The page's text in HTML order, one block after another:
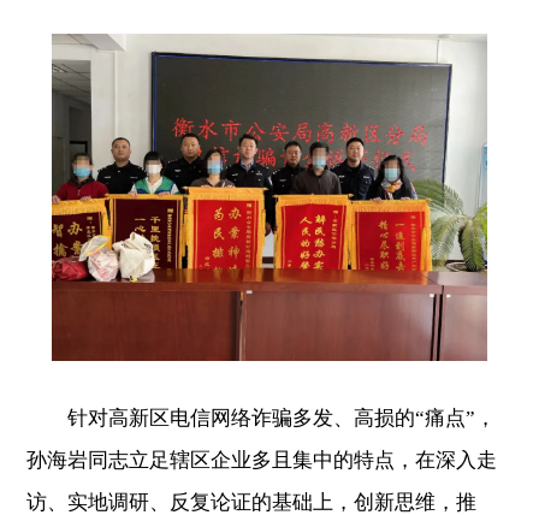
针对高新区电信网络诈骗多发、高损的“痛点”，
孙海岩同志立足辖区企业多且集中的特点，在深入走
访、实地调研、反复论证的基础上，创新思维，推